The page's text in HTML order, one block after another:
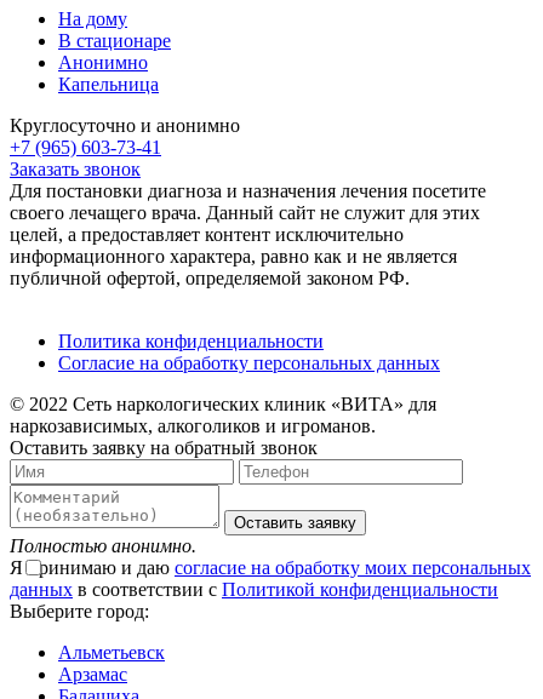
На дому
В стационаре
Анонимно
Капельница
Круглосуточно и анонимно
+7 (965) 603-73-41
Заказать звонок
Для постановки диагноза и назначения лечения посетите
своего лечащего врача. Данный сайт не служит для этих
целей, а предоставляет контент исключительно
информационного характера, равно как и не является
публичной офертой, определяемой законом РФ.
Политика конфиденциальности
Согласие на обработку персональных данных
© 2022 Сеть наркологических клиник «ВИТА» для
наркозависимых, алкоголиков и игроманов.
Оставить заявку на обратный звонок
Оставить заявку
Полностью анонимно.
Я принимаю и даю согласие на обработку моих персональных
данных в соответствии с Политикой конфиденциальности
Выберите город:
Альметьевск
Арзамас